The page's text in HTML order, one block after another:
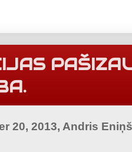
20, 2013, Andris